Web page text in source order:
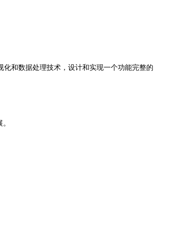
和数据处理技术，设计和实现一个功能完整的